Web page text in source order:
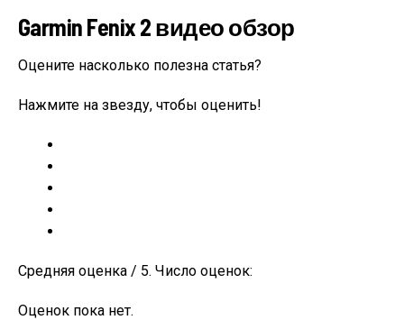
Garmin Fenix 2 видео обзор
Оцените насколько полезна статья?
Нажмите на звезду, чтобы оценить!
Средняя оценка / 5. Число оценок:
Оценок пока нет.